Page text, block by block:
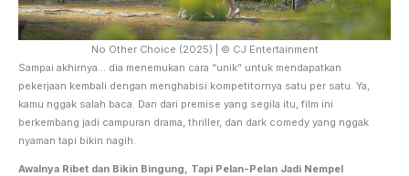
No Other Choice (2025) | © CJ Entertainment
Sampai akhirnya… dia menemukan cara “unik” untuk mendapatkan
pekerjaan kembali dengan menghabisi kompetitornya satu per satu. Ya,
kamu nggak salah baca. Dan dari premise yang segila itu, film ini
berkembang jadi campuran drama, thriller, dan dark comedy yang nggak
nyaman tapi bikin nagih.
Awalnya Ribet dan Bikin Bingung, Tapi Pelan-Pelan Jadi Nempel